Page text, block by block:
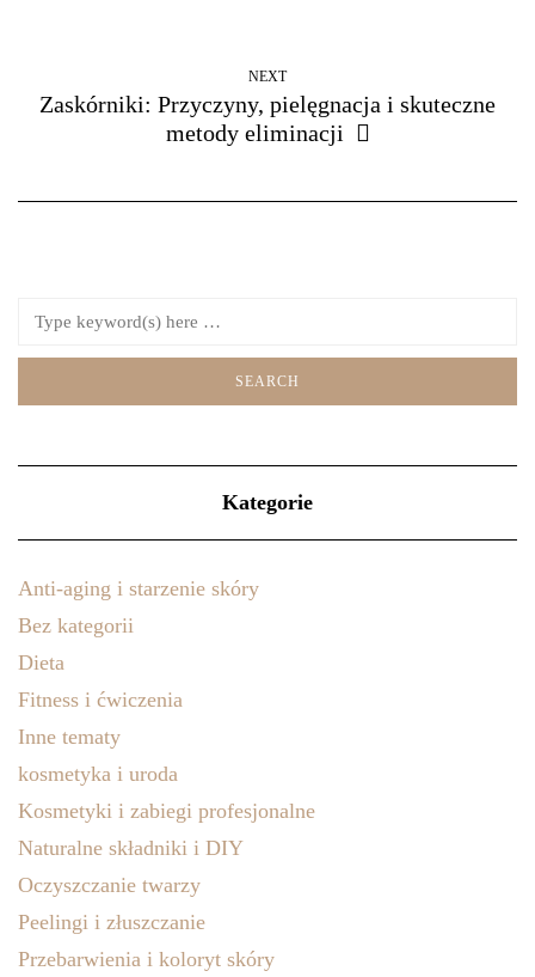
NEXT
Zaskórniki: Przyczyny, pielęgnacja i skuteczne
metody eliminacji
Kategorie
Anti-aging i starzenie skóry
Bez kategorii
Dieta
Fitness i ćwiczenia
Inne tematy
kosmetyka i uroda
Kosmetyki i zabiegi profesjonalne
Naturalne składniki i DIY
Oczyszczanie twarzy
Peelingi i złuszczanie
Przebarwienia i koloryt skóry